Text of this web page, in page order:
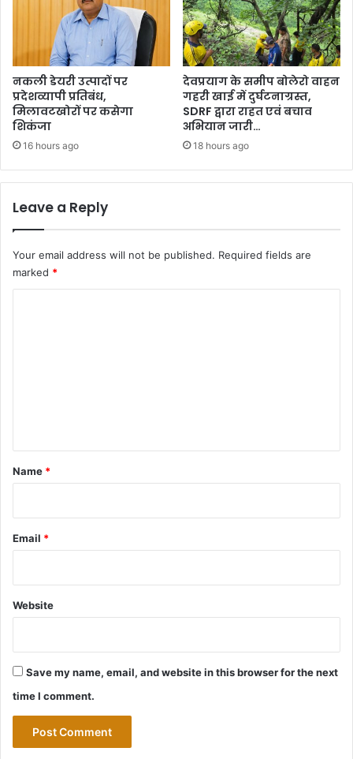
नकली डेयरी उत्पादों पर
प्रदेशव्यापी प्रतिबंध,
मिलावटखोरों पर कसेगा
शिकंजा
16 hours ago
देवप्रयाग के समीप बोलेरो वाहन
गहरी खाई में दुर्घटनाग्रस्त,
SDRF द्वारा राहत एवं बचाव
अभियान जारी…
18 hours ago
Leave a Reply
Your email address will not be published. Required fields are
marked *
*
Name *
Email *
Website
Save my name, email, and website in this browser for the next
time I comment.